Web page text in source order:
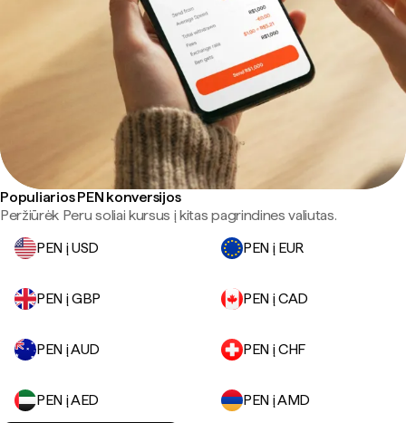
Populiarios PEN konversijos
Peržiūrėk Peru soliai kursus į kitas pagrindines valiutas.
PEN į USD
PEN į EUR
PEN į GBP PEN į CAD
PEN į AUD PEN į CHF
PEN į AED
PEN į AMD